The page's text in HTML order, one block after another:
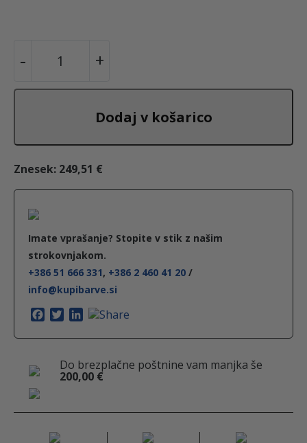
-
t
s
u
i
m
+
Dodaj v košarico
Znesek: 249,51 €
Imate vprašanje? Stopite v stik z našim
strokovnjakom.
+386 51 666 331, +386 2 460 41 20 /
info@kupibarve.si
c
k
i
t
e
n
e
d
n
Do brezplačne poštnine vam manjka še
200,00 €